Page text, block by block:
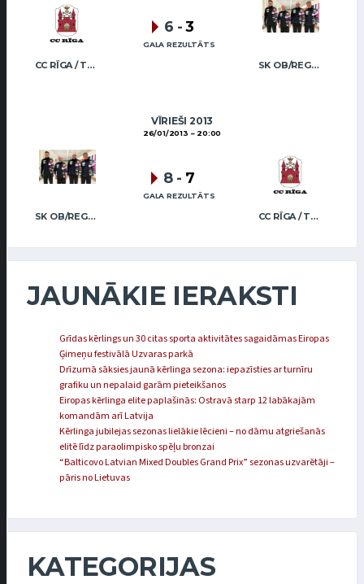
CC RĪGA / TRUKŠĀNS SK OB/REGŽA MEN
6 -3
GALA REZULTĀTS
VĪRIEŠI 2013
26/01/2013 20:00
SK OB/REGŽA MEN CC RĪGA / TRUKŠĀNS
8 - 7
GALA REZULTĀTS
JAUNĀKIE IERAKSTI
Grīdas kērlings un 30 citas sporta aktivitātes sagaidāmas Eiropas
Ģimeņu festivālā Uzvaras parkā
Drīzumā sāksies jaunā kērlinga sezona: iepazīsties ar turnīru
grafiku un nepalaid garām pieteikšanos
Eiropas kērlinga elite paplašinās: Ostravā starp 12 labākajām
komandām arī Latvija
Kērlinga jubilejas sezonas lielākie lēcieni – no dāmu atgriešanās
elitē līdz paraolimpisko spēļu bronzai
“Balticovo Latvian Mixed Doubles Grand Prix” sezonas uzvarētāji –
pāris no Lietuvas
KATEGORIJAS